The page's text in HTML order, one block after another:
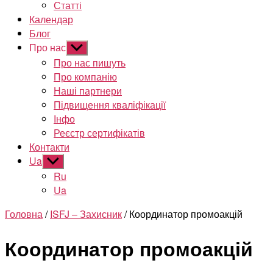
Статті
Календар
Блог
Про нас Показати
підменю
Про нас пишуть
Про компанію
Наші партнери
Підвищення кваліфікації
Інфо
Реєстр сертифікатів
Контакти
Ua Показати
підменю
Ru
Ua
Головна/ISFJ – Захисник/ Координатор промоакцій
Координатор промоакцій